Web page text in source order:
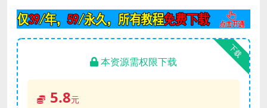
下载
本资源需权限下载
5.8元